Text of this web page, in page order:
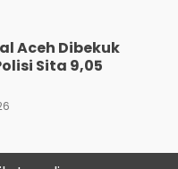
Aceh Dibekuk
Sita 9,05